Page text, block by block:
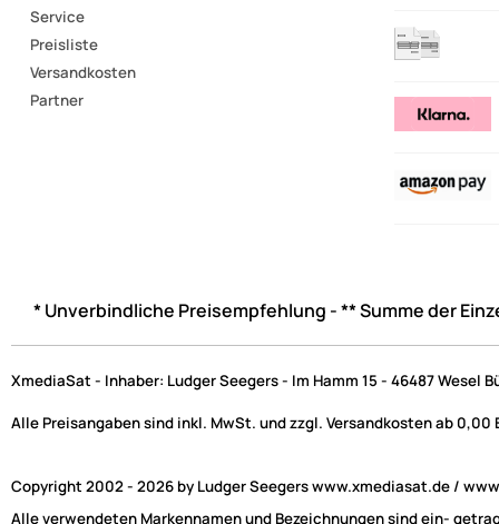
Service
Preisliste
Versandkosten
Partner
* Unverbindliche Preisempfehlung - ** Summe der
XmediaSat - Inhaber: Ludger Seegers - Im Hamm 15 - 46487 Wesel
Alle Preisangaben sind inkl. MwSt. und zzgl. Versandkosten ab
Copyright 2002 - 2026 by Ludger Seegers www.xmediasat.de /
Alle verwendeten Markennamen und Bezeichnungen sind ein-